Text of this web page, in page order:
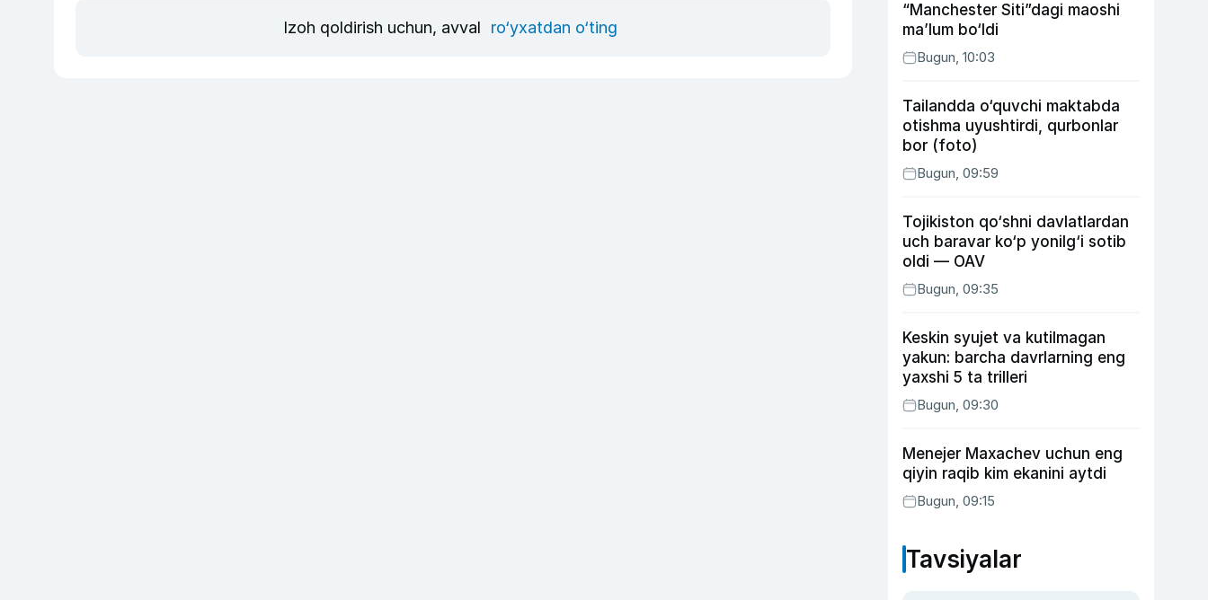
Izoh qoldirish uchun, avval ro‘yxatdan o‘ting
“Manchester Siti”dagi maoshi
ma’lum bo‘ldi
Bugun, 10:03
Tailandda o‘quvchi maktabda
otishma uyushtirdi, qurbonlar
bor (foto)
Bugun, 09:59
Tojikiston qo‘shni davlatlardan
uch baravar ko‘p yonilg‘i sotib
oldi — OAV
Bugun, 09:35
Keskin syujet va kutilmagan
yakun: barcha davrlarning eng
yaxshi 5 ta trilleri
Bugun, 09:30
Menejer Maxachev uchun eng
qiyin raqib kim ekanini aytdi
Bugun, 09:15
Tavsiyalar